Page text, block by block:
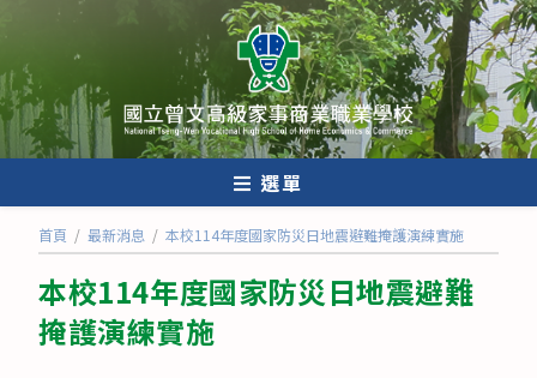
轉
至
主
要
內
選單
首頁 / 最新消息 / 本校114年度國家防災日地震避難掩護演練實施
本校114年度國家防災日地震避難
掩護演練實施